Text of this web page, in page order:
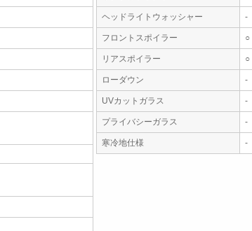
ヘッドライトウォッシャー -
フロントスポイラー ○
リアスポイラー ○
ローダウン -
UVカットガラス -
プライバシーガラス -
寒冷地仕様 -